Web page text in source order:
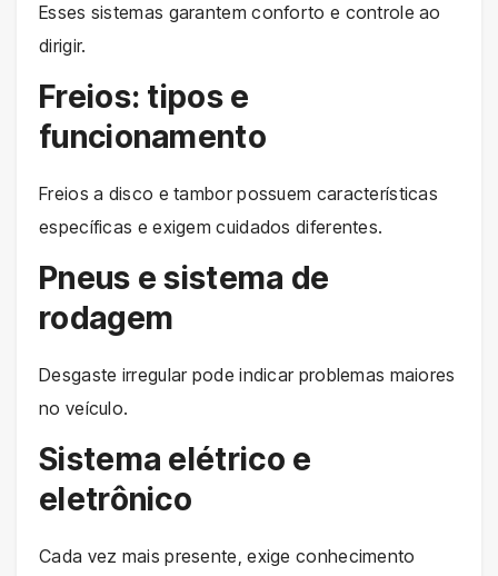
Esses sistemas garantem conforto e controle ao
dirigir.
Freios: tipos e
funcionamento
Freios a disco e tambor possuem características
específicas e exigem cuidados diferentes.
Pneus e sistema de
rodagem
Desgaste irregular pode indicar problemas maiores
no veículo.
Sistema elétrico e
eletrônico
Cada vez mais presente, exige conhecimento